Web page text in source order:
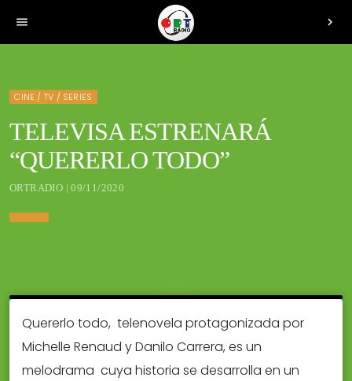
menu chevron_right
CINE / TV / SERIES
TELEVISA ESTRENARÁ
“QUERERLO TODO”
ORTRADIO | 09/11/2020
Quererlo todo, telenovela protagonizada por
Michelle Renaud y Danilo Carrera, es un
melodrama cuya historia se desarrolla en un